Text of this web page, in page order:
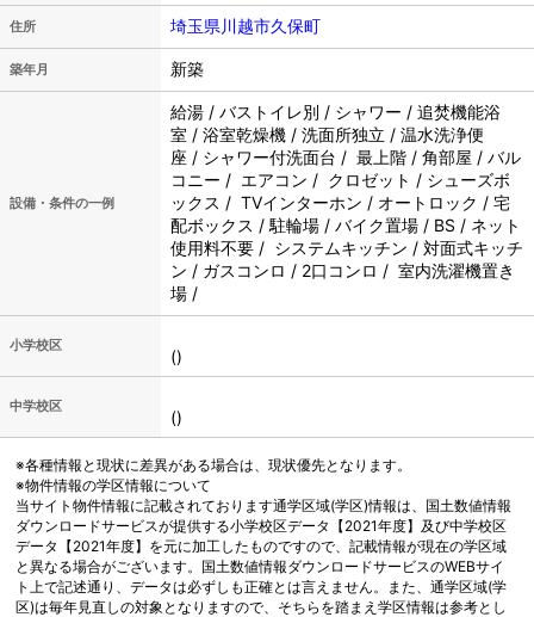
住所 埼玉県川越市久保町
築年月 新築
設備・条件の一例
給湯 / バストイレ別 / シャワー / 追焚機能浴
室 / 浴室乾燥機 / 洗面所独立 / 温水洗浄便
座 / シャワー付洗面台 / 最上階 / 角部屋 / バル
コニー / エアコン / クロゼット / シューズボ
ックス / TVインターホン / オートロック / 宅
配ボックス / 駐輪場 / バイク置場 / BS / ネット
使用料不要 / システムキッチン / 対面式キッチ
ン / ガスコンロ / 2口コンロ / 室内洗濯機置き
場 /
小学校区
()
中学校区
()
※各種情報と現状に差異がある場合は、現状優先となります。
※物件情報の学区情報について
当サイト物件情報に記載されております通学区域(学区)情報は、国土数値情報
ダウンロードサービスが提供する小学校区データ【2021年度】及び中学校区
データ【2021年度】を元に加工したものですので、記載情報が現在の学区域
と異なる場合がございます。国土数値情報ダウンロードサービスのWEBサイ
ト上で記述通り、データは必ずしも正確とは言えません。また、通学区域(学
区)は毎年見直しの対象となりますので、そちらを踏まえ学区情報は参考とし